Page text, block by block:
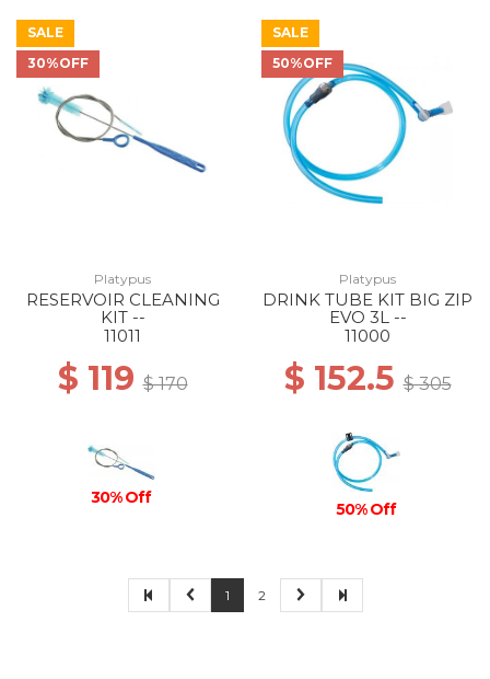
SALE
30%OFF
Platypus
RESERVOIR CLEANING
KIT --
11011
$ 119$ 170
30% Off
SALE
50%OFF
Platypus
DRINK TUBE KIT BIG ZIP
EVO 3L --
11000
$ 152.5$ 305
50% Off
1 2